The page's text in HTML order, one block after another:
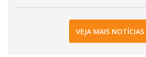
VEJA MAIS NOTÍCIAS